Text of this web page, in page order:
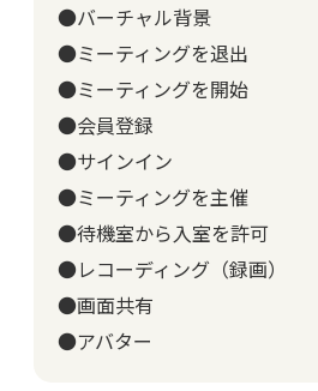
●バーチャル背景
●ミーティングを退出
●ミーティングを開始
●会員登録
●サインイン
●ミーティングを主催
●待機室から入室を許可
●レコーディング（録画）
●画面共有
●アバター